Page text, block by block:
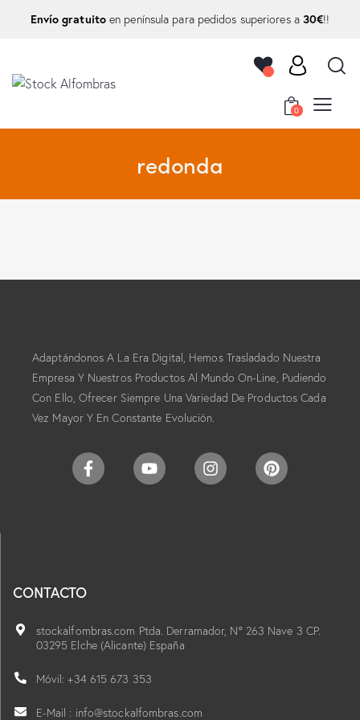
Envío gratuitoen península para pedidos superiores a 30€!!
0
redonda
Adaptándonos A La Era Digital, Hemos Trasladado Nuestra
Empresa Y Nuestros Productos Al Mundo On-Line, Pudiendo
Con Ello, Ofrecer Siempre Una Variedad De Productos Cada
Vez Mayor Y En Constante Evolución.
CONTACTO
stockalfombras.com Ptda. Derramador, Nº 263 Nave 3 CP.
03295 Elche (Alicante) España
Móvil: +34 615 673 353
E-Mail : info@stockalfombras.com